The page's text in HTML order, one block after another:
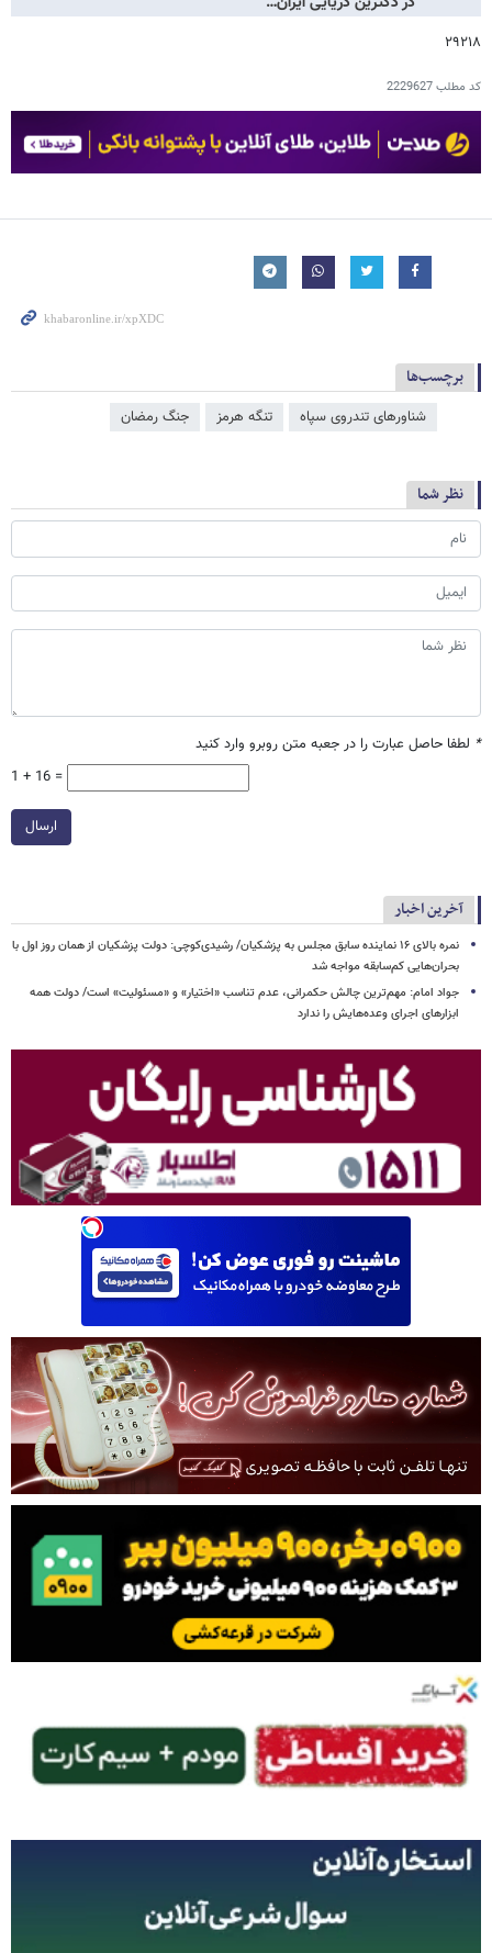
۲۹۲۱۸
کد مطلب2229627
برچسب‌ها
شناورهای تندروی سپاه تنگه هرمز جنگ رمضان
نظر شما
* لطفا حاصل عبارت را در جعبه متن روبرو وارد کنید
1 + 16 =
ارسال
آخرین اخبار
نمره بالای ۱۶ نماینده سابق مجلس به پزشکیان/ رشیدی‌کوچی: دولت پزشکیان از همان روز اول با
بحران‌هایی کم‌سابقه مواجه شد
جواد امام: مهم‌ترین چالش حکمرانی، عدم تناسب «اختیار» و «مسئولیت» است/ دولت همه
ابزارهای اجرای وعده‌هایش را ندارد